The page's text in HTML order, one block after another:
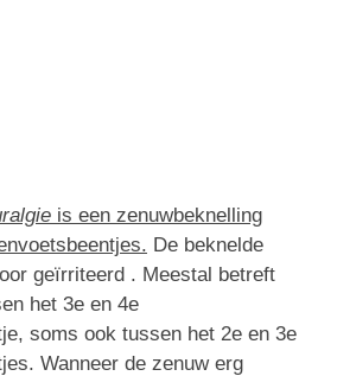
is een zenuwbeknelling
De beknelde
geïrriteerd . Meestal betreft
het 3e en 4e
soms ook tussen het 2e en 3e
Wanneer de zenuw erg